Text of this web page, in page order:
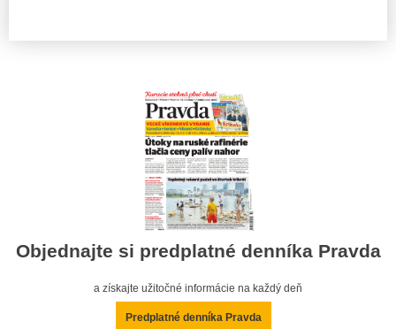
Objednajte si predplatné denníka Pravda
a získajte užitočné informácie na každý deň
Predplatné denníka Pravda